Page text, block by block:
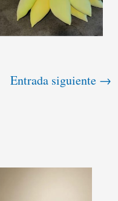
Entrada siguiente →